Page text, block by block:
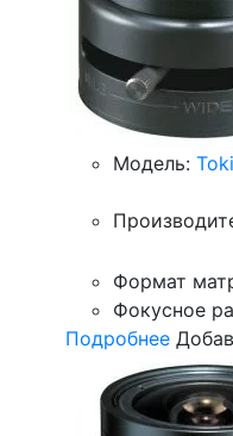
Модель:
Формат
Фокусное
Подробнее